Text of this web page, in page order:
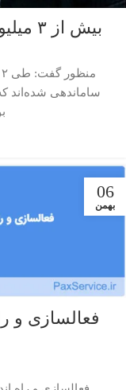
بیش از ۳ میلیون کارتخوان ساماندهی شدند
ساماندهی شده‌اند
06
بهمن